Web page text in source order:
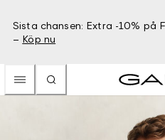
Sista chansen: Extra -10% på
– Köp nu